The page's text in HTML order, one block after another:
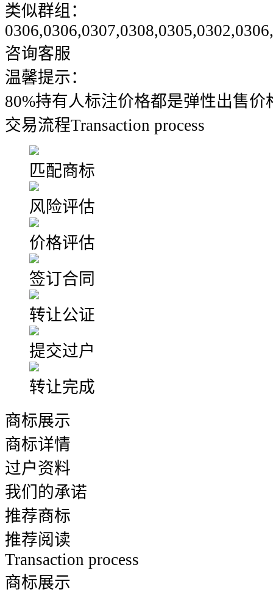
类似群组：
咨询客服
温馨提示：
80%持有人标注价格都是弹性出售
交易流程Transaction process
匹配商标
风险评估
价格评估
签订合同
转让公证
提交过户
转让完成
商标展示
商标详情
过户资料
我们的承诺
推荐商标
推荐阅读
Transaction process
商标展示